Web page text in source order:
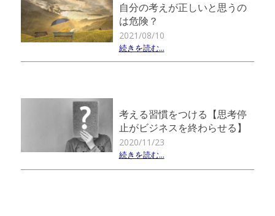
自分の考えが正しいと思うの
は危険？
2021/08/10
続きを読む...
考える習慣をつける【思考停
止がビジネスを終わらせる】
2020/11/23
続きを読む...